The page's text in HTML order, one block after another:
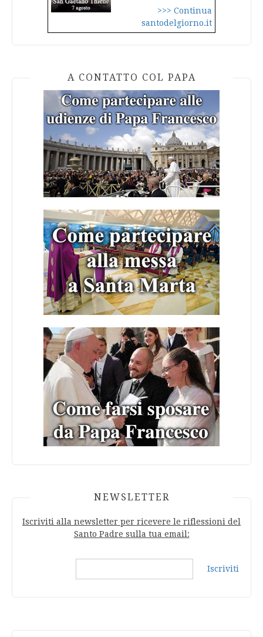
>>> Continua
santodelgiorno.it
A CONTATTO COL PAPA
NEWSLETTER
Iscriviti alla newsletter per ricevere le riflessioni del
Santo Padre sulla tua email:
Iscriviti